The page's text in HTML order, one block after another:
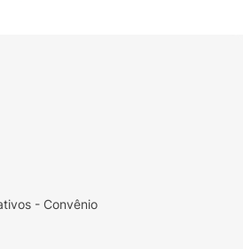
- Convênio